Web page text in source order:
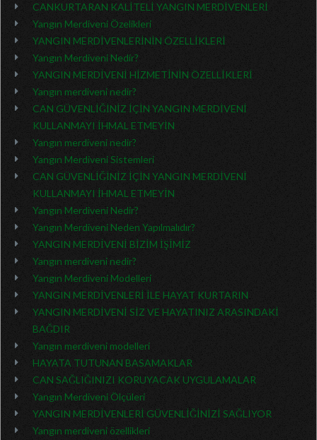
CANKURTARAN KALİTELİ YANGIN MERDİVENLERİ
Yangın Merdiveni Özelikleri
YANGIN MERDİVENLERİNİN ÖZELLİKLERİ
Yangın Merdiveni Nedir?
YANGIN MERDİVENİ HİZMETİNİN ÖZELLİKLERİ
Yangın merdiveni nedir?
CAN GÜVENLİĞİNİZ İÇİN YANGIN MERDİVENİ
KULLANMAYI İHMAL ETMEYİN
Yangın merdiveni nedir?
Yangın Merdiveni Sistemleri
CAN GÜVENLİĞİNİZ İÇİN YANGIN MERDİVENİ
KULLANMAYI İHMAL ETMEYİN
Yangın Merdiveni Nedir?
Yangın Merdiveni Neden Yapılmalıdır?
YANGIN MERDİVENİ BİZİM İŞİMİZ
Yangın merdiveni nedir?
Yangın Merdiveni Modelleri
YANGIN MERDİVENLERİ İLE HAYAT KURTARIN
YANGIN MERDİVENİ SİZ VE HAYATINIZ ARASINDAKİ
BAĞDIR
Yangın merdiveni modelleri
HAYATA TUTUNAN BASAMAKLAR
CAN SAĞLIĞINIZI KORUYACAK UYGULAMALAR
Yangın Merdiveni Ölçüleri
YANGIN MERDİVENLERİ GÜVENLİĞİNİZİ SAĞLIYOR
Yangın merdiveni özellikleri